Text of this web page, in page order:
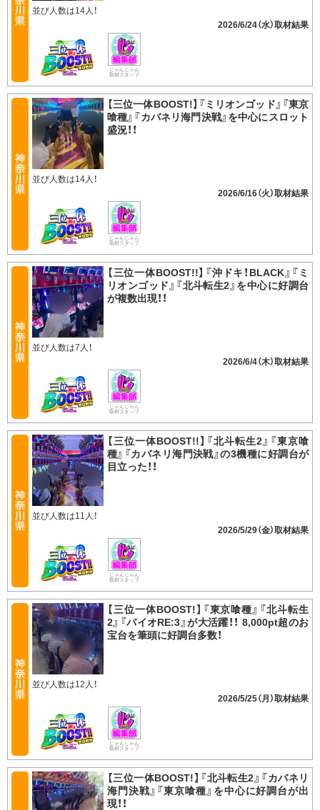
並び人数は14人！
2026/6/24（水）
じゃんじゃん
取材スタッフ
【三位一体BOOST!】『ミリオンゴッド』『東京
喰種』『カバネリ海門決戦』を中心にスロット
盛況！！
並び人数は14人！
2026/6/16（火）
じゃんじゃん
取材スタッフ
【三位一体BOOST!!】『沖ドキ！BLACK』『ミ
リオンゴッド』『北斗転生2』を中心に好調台
が複数出現！！
並び人数は7人！
2026/6/4（木）
じゃんじゃん
取材スタッフ
【三位一体BOOST!!】『北斗転生2』『東京喰
種』『カバネリ海門決戦』の3機種に好調台が
目立った！！
並び人数は11人！
2026/5/29（金）
じゃんじゃん
取材スタッフ
【三位一体BOOST!】『東京喰種』『北斗転生
2』『バイオRE:3』が大活躍！！ 8,000pt超のお
宝台を筆頭に好調台多数！
並び人数は12人！
2026/5/25（月）
じゃんじゃん
取材スタッフ
【三位一体BOOST!】『北斗転生2』『カバネリ
海門決戦』『東京喰種』を中心に好調台が出
現！！